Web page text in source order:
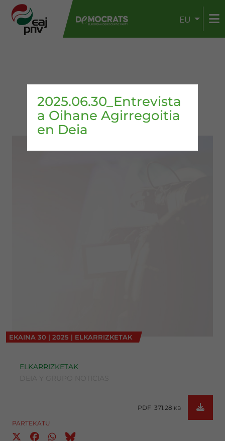
EU
2025.06.30_Entrevista
a Oihane Agirregoitia
en Deia
EKAINA 30 | 2025 | ELKARRIZKETAK
ELKARRIZKETAK
PDF 371.28 KB
PARTEKATU